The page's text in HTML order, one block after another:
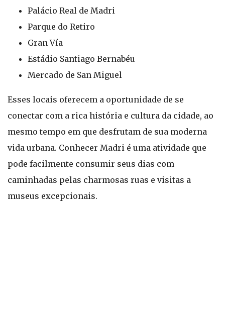
Palácio Real de Madri
Parque do Retiro
Gran Vía
Estádio Santiago Bernabéu
Mercado de San Miguel
Esses locais oferecem a oportunidade de se
conectar com a rica história e cultura da cidade, ao
mesmo tempo em que desfrutam de sua moderna
vida urbana. Conhecer Madri é uma atividade que
pode facilmente consumir seus dias com
caminhadas pelas charmosas ruas e visitas a
museus excepcionais.